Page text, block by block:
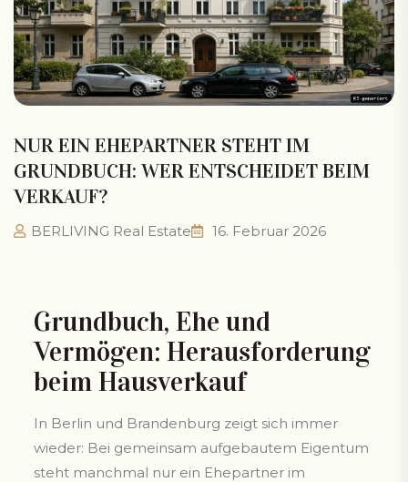
NUR EIN EHEPARTNER STEHT IM
GRUNDBUCH: WER ENTSCHEIDET BEIM
VERKAUF?
BERLIVING Real Estate 16. Februar 2026
Grundbuch, Ehe und
Vermögen: Herausforderung
beim Hausverkauf
In Berlin und Brandenburg zeigt sich immer
wieder: Bei gemeinsam aufgebautem Eigentum
steht manchmal nur ein Ehepartner im